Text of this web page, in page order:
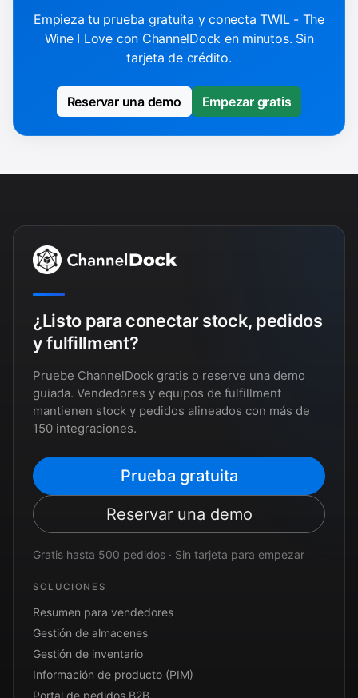
Empieza tu prueba gratuita y conecta TWIL - The
Wine I Love con ChannelDock en minutos. Sin
tarjeta de crédito.
Reservar una demo Empezar gratis
¿Listo para conectar stock, pedidos
y fulfillment?
Pruebe ChannelDock gratis o reserve una demo
guiada. Vendedores y equipos de fulfillment
mantienen stock y pedidos alineados con más de
150 integraciones.
Prueba gratuita
Reservar una demo
Gratis hasta 500 pedidos · Sin tarjeta para empezar
SOLUCIONES
Resumen para vendedores
Gestión de almacenes
Gestión de inventario
Información de producto (PIM)